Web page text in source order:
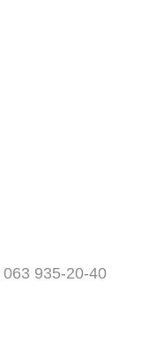
063 935-20-40